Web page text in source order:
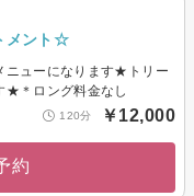
メント☆
ニューになります★トリー
★＊ロング料金なし
120分 ￥12,000
約